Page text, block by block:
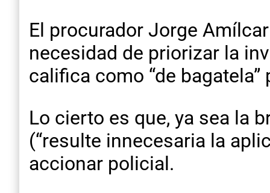
El procurador Jorge
necesidad de priorizar la
califica como “de
Lo cierto es que, ya sea la
(“resulte innecesaria la
accionar policial.